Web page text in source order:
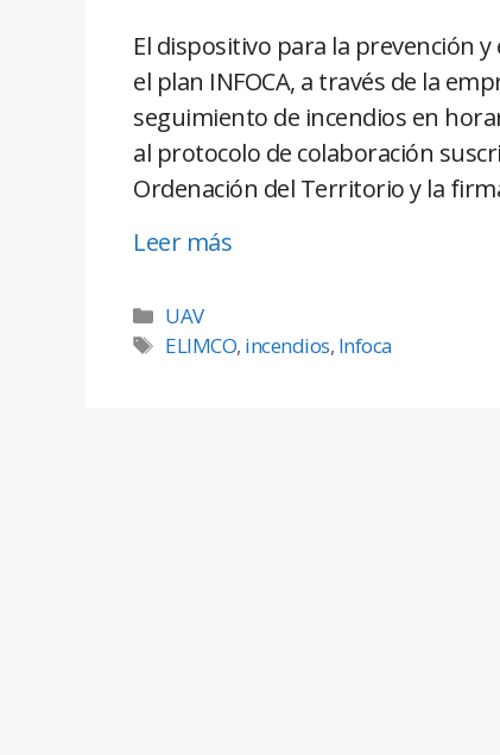
El dispositivo para la prevención
el plan INFOCA, a través de la
seguimiento de incendios en
al protocolo de colaboración
Ordenación del Territorio y la
Leer más
UAV
ELIMCO, incendios, Infoca